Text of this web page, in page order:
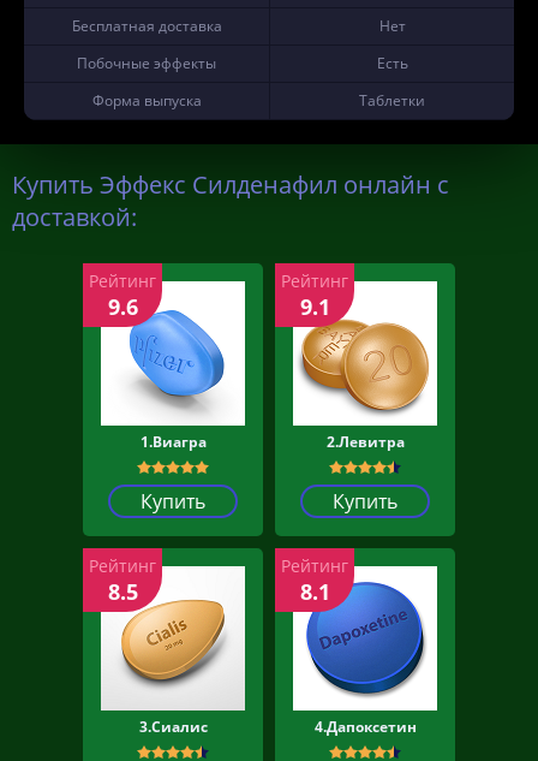
Бесплатная доставка
Нет
Побочные эффекты
Есть
Форма выпуска
Таблетки
Купить Эффекс Силденафил онлайн с
доставкой:
1.Виагра
Купить
Рейтинг
9.6
2.Левитра
Купить
Рейтинг
9.1
3.Сиалис
Рейтинг
8.5
4.Дапоксетин
Рейтинг
8.1